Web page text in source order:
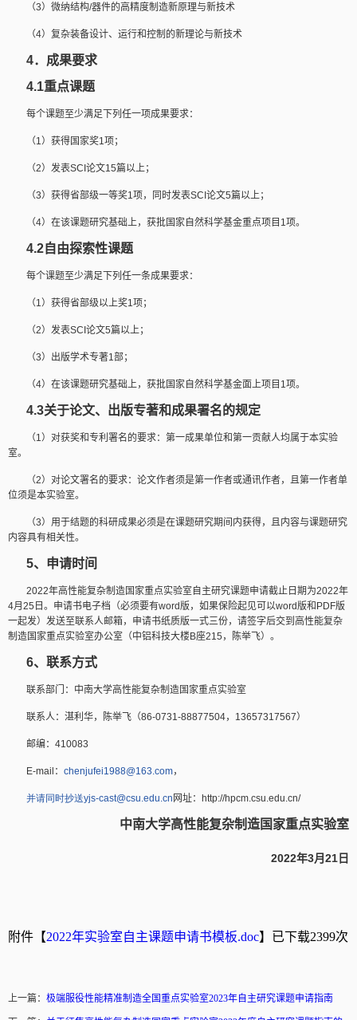
（3）微纳结构/器件的高精度制造新原理与新技术
（4）复杂装备设计、运行和控制的新理论与新技术
4．成果要求
4.1重点课题
每个课题至少满足下列任一项成果要求：
（1 ）获得国家奖1 项；
（2）发表SCI论文15篇以上；
（3）获得省部级一等奖1 项，同时发表SCI论文5篇以上；
（4）在该课题研究基础上，获批国家自然科学基金重点项目 1 项。
4.2自由探索性课题
每个课题至少满足下列任一条成果要求：
（1 ）获得省部级以上奖1 项；
（2）发表SCI论文5篇以上；
（3）出版学术专著1 部；
（4）在该课题研究基础上，获批国家自然科学基金面上项目 1 项。
4.3关于论文、出版专著和成果署名的规定
（1 ）对获奖和专利署名的要求：第一成果单位和第一贡献人均属于本实验
室。
（2）对论文署名的要求：论文作者须是第一作者或通讯作者，且第一作者单
位须是本实验室。
（3）用于结题的科研成果必须是在课题研究期间内获得，且内容与课题研究
内容具有相关性。
5、申请时间
2022年高性能复杂制造国家重点实验室自主研究课题申请截止日期为2022年
4月 25 日。申请书电子档（必须要有word版，如果保险起见可以word版和 PDF版
一起发）发送至联系人邮箱，申请书纸质版一式三份，请签字后交到高性能复杂
制造国家重点实验室办公室（中铝科技大楼B座215 ，陈举飞）。
6、联系方式
联系部门：中南大学高性能复杂制造国家重点实验室
联系人：湛利华，陈举飞（86-0731-88877504， 13657317567）
邮编： 410083
E-mail ： chenjufei1988@163.com，
并请同时抄送yjs-cast@csu.edu.cn 网址： http://hpcm.csu.edu.cn/
中南大学高性能复杂制造国家重点实验室
2022年3月 21 日
附件【2022年实验室自主课题申请书模板.doc】已下载2399次
上一篇： 极端服役性能精准制造全国重点实验室2023年自主研究课题申请指南